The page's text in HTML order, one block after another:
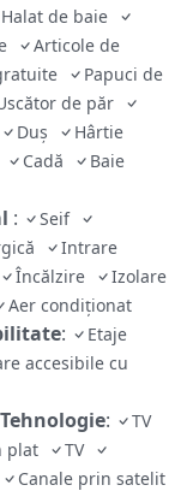
Halat de baie
Articole de
Papuci de
de păr
Duş
Hârtie
Cadă
Baie
:
Seif
Intrare
Încălzire
Izolare
Aer condiţionat
:
Etaje
accesibile cu
:
TV
plat
TV
Canale prin satelit